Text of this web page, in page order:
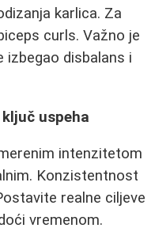
karlica. Za
curls. Važno je
izbegao disbalans i
uspeha
intenzitetom
Konzistentnost
realne ciljeve
vremenom.